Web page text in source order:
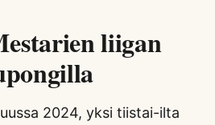
liigan
2024, yksi tiistai-ilta